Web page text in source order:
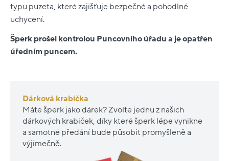
typu puzeta, které zajišťuje bezpečné a pohodlné
uchycení.
Šperk prošel kontrolou Puncovního úřadu a je opatřen
úředním puncem.
Dárková krabička
Máte šperk jako dárek? Zvolte jednu z našich
dárkových krabiček, díky které šperk lépe vynikne
a samotné předání bude působit promyšleně a
výjimečně.